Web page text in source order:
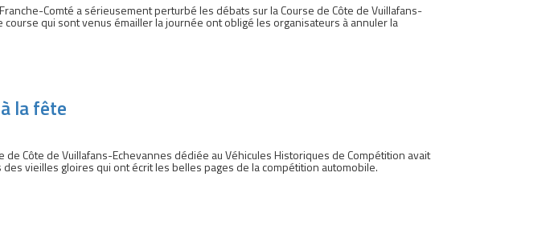
Comté a sérieusement perturbé les débats sur la Course de Côte de Vuillafans-
qui sont venus émailler la journée ont obligé les organisateurs à annuler la
la fête
de Côte de Vuillafans-Echevannes dédiée au Véhicules Historiques de Compétition avait
vieilles gloires qui ont écrit les belles pages de la compétition automobile.